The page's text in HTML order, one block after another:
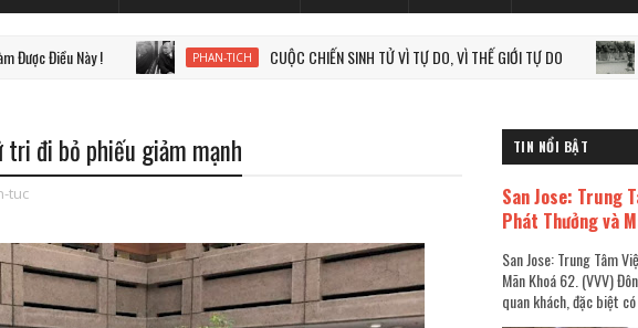
Này ! PHAN-TICH CUỘC CHIẾN SINH TỬ VÌ TỰ DO, VÌ THẾ GIỚI TỰ DO PHAN-
đi bỏ phiếu giảm mạnh
tuc
TIN NỔI BẬT
San Jose: Trung
Phát Thưởng và
San Jose: Trung Tâm
Mãn Khoá 62. (VVV)
quan khách, đặc biệt có